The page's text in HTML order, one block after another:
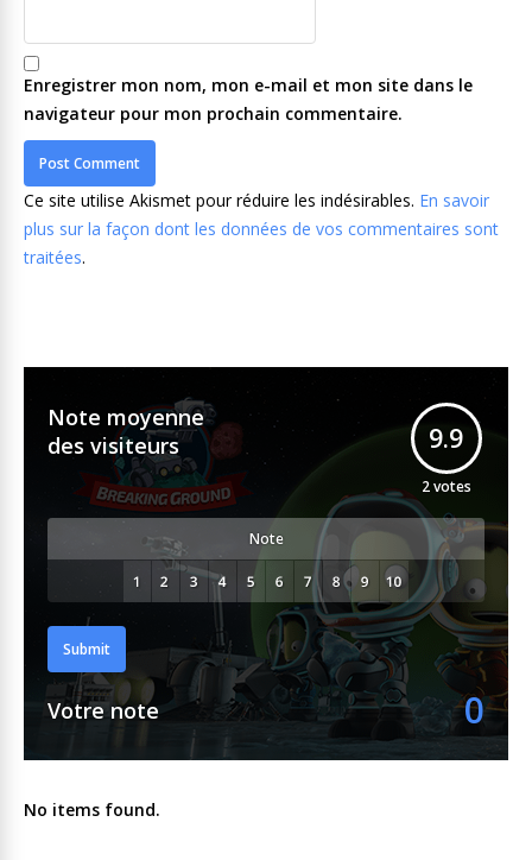
Enregistrer mon nom, mon e-mail et mon site dans le
navigateur pour mon prochain commentaire.
Ce site utilise Akismet pour réduire les indésirables. En savoir
plus sur la façon dont les données de vos commentaires sont
traitées.
Note moyenne
des visiteurs
9.9
2votes
Note
Submit
Votre note 0
No items found.